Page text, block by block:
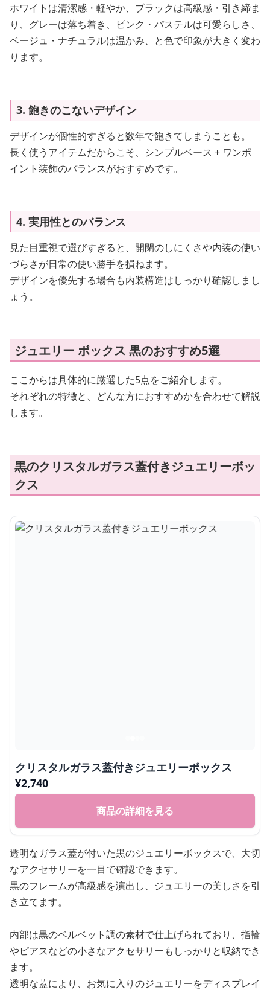
ホワイトは清潔感・軽やか、ブラックは高級感・引き締ま
り、グレーは落ち着き、ピンク・パステルは可愛らしさ、
ベージュ・ナチュラルは温かみ、と色で印象が大きく変わ
ります。
3. 飽きのこないデザイン
デザインが個性的すぎると数年で飽きてしまうことも。
長く使うアイテムだからこそ、シンプルベース + ワンポ
イント装飾のバランスがおすすめです。
4. 実用性とのバランス
見た目重視で選びすぎると、開閉のしにくさや内装の使い
づらさが日常の使い勝手を損ねます。
デザインを優先する場合も内装構造はしっかり確認しまし
ょう。
ジュエリー ボックス 黒のおすすめ5選
ここからは具体的に厳選した5点をご紹介します。
それぞれの特徴と、どんな方におすすめかを合わせて解説
します。
黒のクリスタルガラス蓋付きジュエリーボッ
クス
クリスタルガラス蓋付きジュエリーボックス
¥2,740
商品の詳細を見る
透明なガラス蓋が付いた黒のジュエリーボックスで、大切
なアクセサリーを一目で確認できます。
黒のフレームが高級感を演出し、ジュエリーの美しさを引
き立てます。
内部は黒のベルベット調の素材で仕上げられており、指輪
やピアスなどの小さなアクセサリーもしっかりと収納でき
ます。
透明な蓋により、お気に入りのジュエリーをディスプレイ